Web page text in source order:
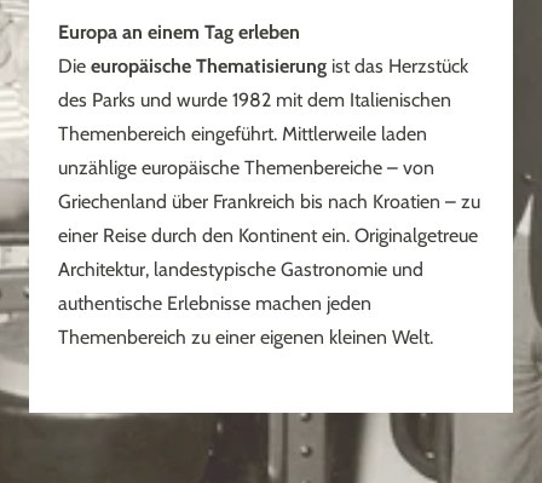
Europa an einem Tag erleben
Die europäische Thematisierung ist das Herzstück
des Parks und wurde 1982 mit dem Italienischen
Themenbereich eingeführt. Mittlerweile laden
unzählige europäische Themenbereiche – von
Griechenland über Frankreich bis nach Kroatien – zu
einer Reise durch den Kontinent ein. Originalgetreue
Architektur, landestypische Gastronomie und
authentische Erlebnisse machen jeden
Themenbereich zu einer eigenen kleinen Welt.